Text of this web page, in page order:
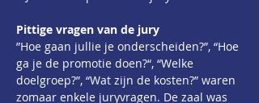
﻿Pittige vragen van de jury
﻿”Hoe gaan jullie je onderscheiden?”, “Hoe
ga je de promotie doen?“, “Welke
doelgroep?”, “Wat zijn de kosten?” waren
zomaar enkele juryvragen. De zaal was